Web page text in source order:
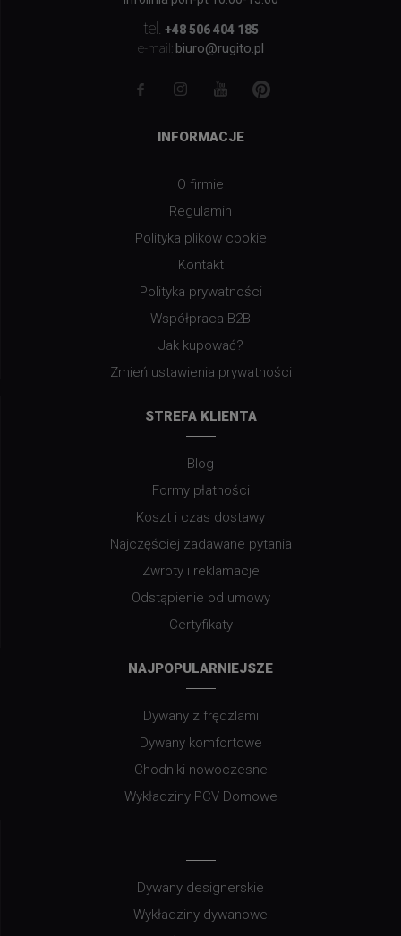
tel. +48 506 404 185
e-mail: biuro@rugito.pl
INFORMACJE
O firmie
Regulamin
Polityka plików cookie
Kontakt
Polityka prywatności
Współpraca B2B
Jak kupować?
Zmień ustawienia prywatności
STREFA KLIENTA
Blog
Formy płatności
Koszt i czas dostawy
Najczęściej zadawane pytania
Zwroty i reklamacje
Odstąpienie od umowy
Certyfikaty
NAJPOPULARNIEJSZE
Dywany z frędzlami
Dywany komfortowe
Chodniki nowoczesne
Wykładziny PCV Domowe
Dywany designerskie
Wykładziny dywanowe